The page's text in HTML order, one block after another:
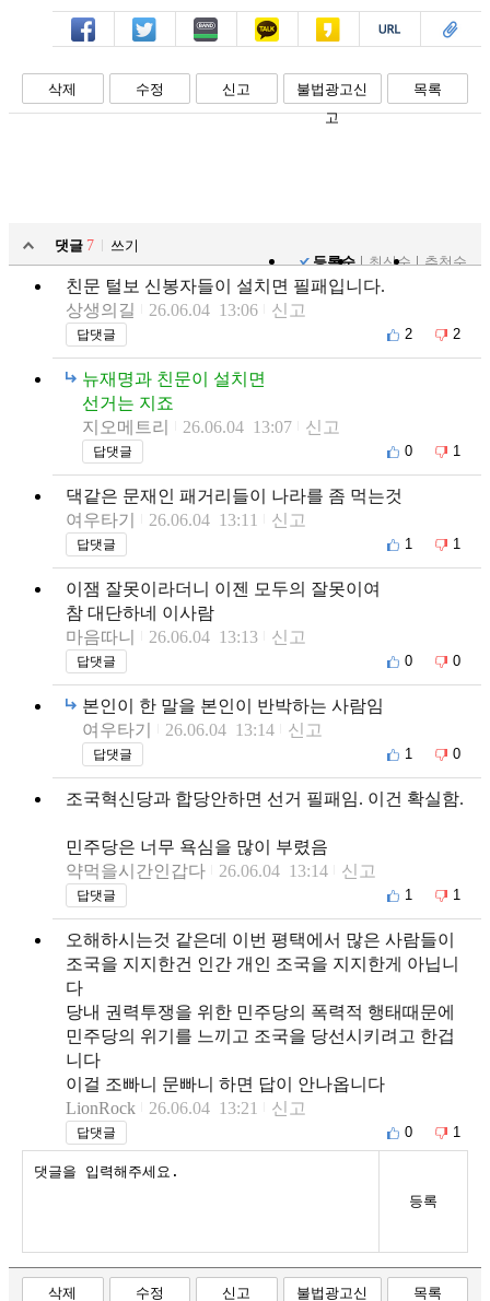
페북 트윗 밴드 카톡 카스 복사 스크랩
삭제 수정 신고
불법광고신
고
목록
댓글 7
쓰기
등록순
최신순 추천순
친문 털보 신봉자들이 설치면 필패입니다.
상생의길
26.06.04 13:06 신고
답댓글 2 2
뉴재명과 친문이 설치면
선거는 지죠
지오메트리
26.06.04 13:07 신고
답댓글 0 1
댁같은 문재인 패거리들이 나라를 좀 먹는것
여우타기
26.06.04 13:11 신고
답댓글 1 1
이잼 잘못이라더니 이젠 모두의 잘못이여
참 대단하네 이사람
마음따니
26.06.04 13:13 신고
답댓글 0 0
본인이 한 말을 본인이 반박하는 사람임
여우타기
26.06.04 13:14 신고
답댓글 1 0
조국혁신당과 합당안하면 선거 필패임. 이건 확실함.
민주당은 너무 욕심을 많이 부렸음
약먹을시간인갑다
26.06.04 13:14 신고
답댓글 1 1
오해하시는것 같은데 이번 평택에서 많은 사람들이
조국을 지지한건 인간 개인 조국을 지지한게 아닙니
다
당내 권력투쟁을 위한 민주당의 폭력적 행태때문에
민주당의 위기를 느끼고 조국을 당선시키려고 한겁
니다
이걸 조빠니 문빠니 하면 답이 안나옵니다
LionRock
26.06.04 13:21 신고
답댓글 0 1
등록
삭제 수정 신고 불법광고신 목록